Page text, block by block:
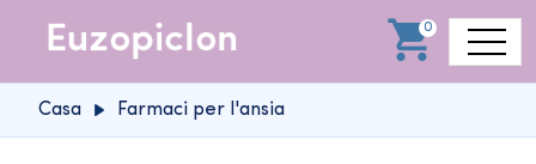
0
Casa Farmaci per l'ansia